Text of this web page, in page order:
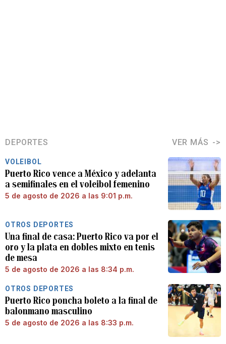
DEPORTES VER MÁS
VOLEIBOL
Puerto Rico vence a México y adelanta
a semifinales en el voleibol femenino
5 de agosto de 2026 a las 9:01 p.m.
OTROS DEPORTES
Una final de casa: Puerto Rico va por el
oro y la plata en dobles mixto en tenis
de mesa
5 de agosto de 2026 a las 8:34 p.m.
OTROS DEPORTES
Puerto Rico poncha boleto a la final de
balonmano masculino
5 de agosto de 2026 a las 8:33 p.m.